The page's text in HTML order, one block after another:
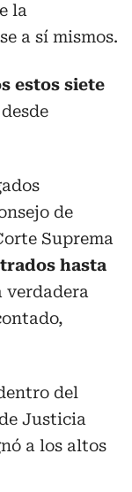
la
a sí mismos.
estos siete
de
Suprema
hasta
verdadera
del
Justicia
a los altos